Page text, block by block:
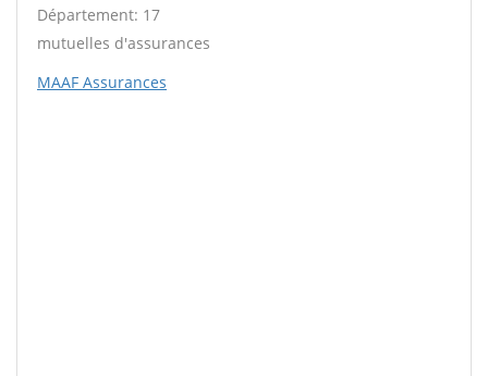
Département: 17
mutuelles d'assurances
MAAF Assurances